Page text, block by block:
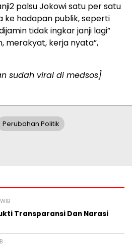
palsu Jokowi satu per satu
ke hadapan publik, seperti
tidak ingkar janji lagi”
merakyat, kerja nyata”,
sudah viral di medsos]
Perubahan Politik
Transparansi Dan Narasi